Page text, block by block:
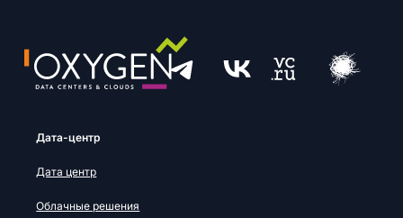
Дата-центр
Дата центр
Облачные решения